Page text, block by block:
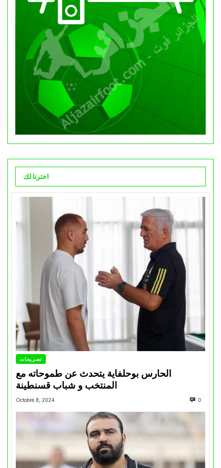
اخترنا لك
تصريحات
الحارس بوحلفاية يتحدث عن طموحاته مع
المنتخب و شباب قسنطينة
Octobre 8, 2024 0